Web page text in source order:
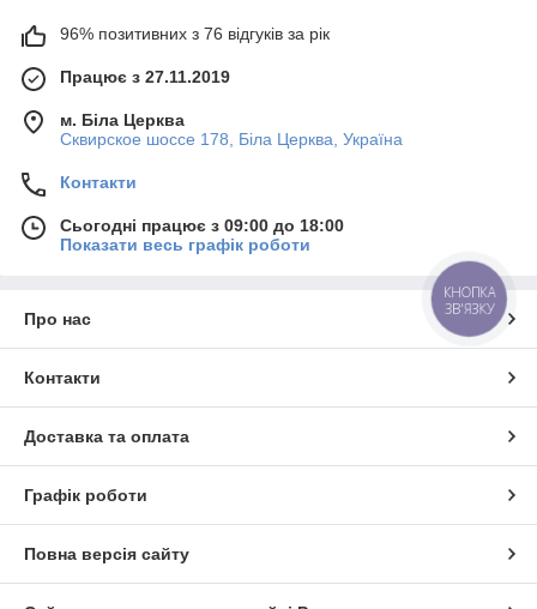
96% позитивних з 76 відгуків за рік
Працює з 27.11.2019
м. Біла Церква
Сквирское шоссе 178, Біла Церква, Україна
Контакти
Сьогодні працює з 09:00 до 18:00
Показати весь графік роботи
Про нас
Контакти
Доставка та оплата
Графік роботи
Повна версія сайту
КНОПКА
ЗВ'ЯЗКУ